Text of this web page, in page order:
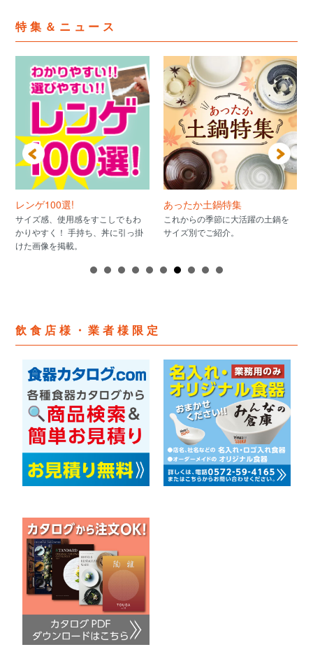
特集＆ニュース
レンゲ100選!
サイズ感、使用感をすこしでもわ
かりやすく！ 手持ち、丼に引っ掛
けた画像を掲載。
あったか土鍋特集
これからの季節に大活躍の土鍋を
サイズ別でご紹介。
飲食店様・業者様限定